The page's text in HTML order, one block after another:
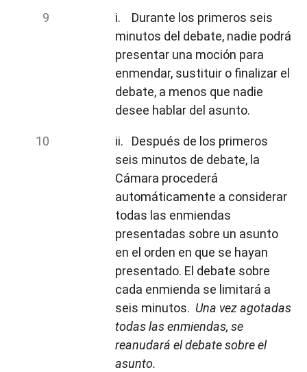
i. Durante los primeros seis
minutos del debate, nadie podrá
presentar una moción para
enmendar, sustituir o finalizar el
debate, a menos que nadie
desee hablar del asunto.
ii. Después de los primeros
seis minutos de debate, la
Cámara procederá
automáticamente a considerar
todas las enmiendas
presentadas sobre un asunto
en el orden en que se hayan
presentado. El debate sobre
cada enmienda se limitará a
seis minutos. Una vez agotadas
todas las enmiendas, se
reanudará el debate sobre el
asunto.